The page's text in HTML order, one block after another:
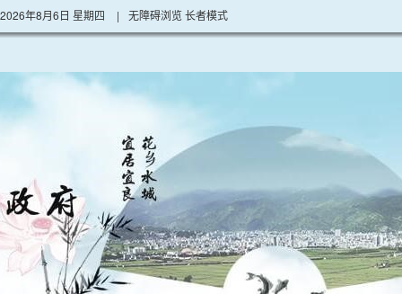
2026年8月6日 星期四 | 无障碍浏览长者模式